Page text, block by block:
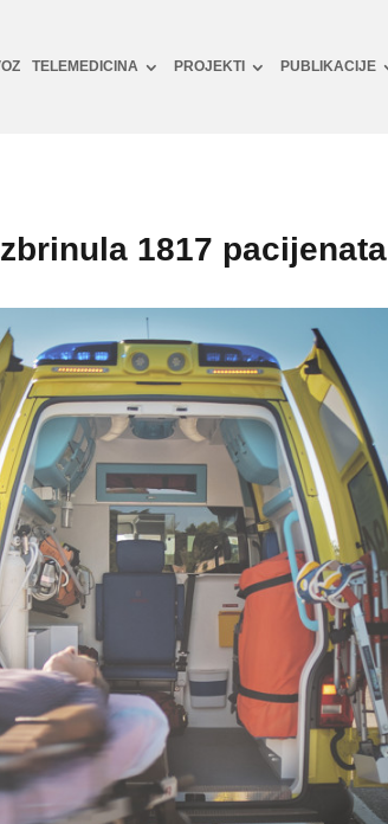
TELEMEDICINA PROJEKTI PUBLIKACIJE
1817 pacijenata